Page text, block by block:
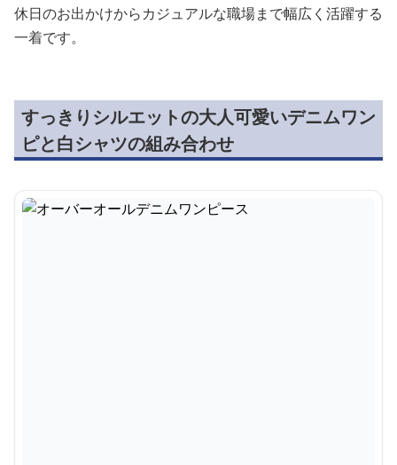
休日のお出かけからカジュアルな職場まで幅広く活躍する
一着です。
すっきりシルエットの大人可愛いデニムワン
ピと白シャツの組み合わせ